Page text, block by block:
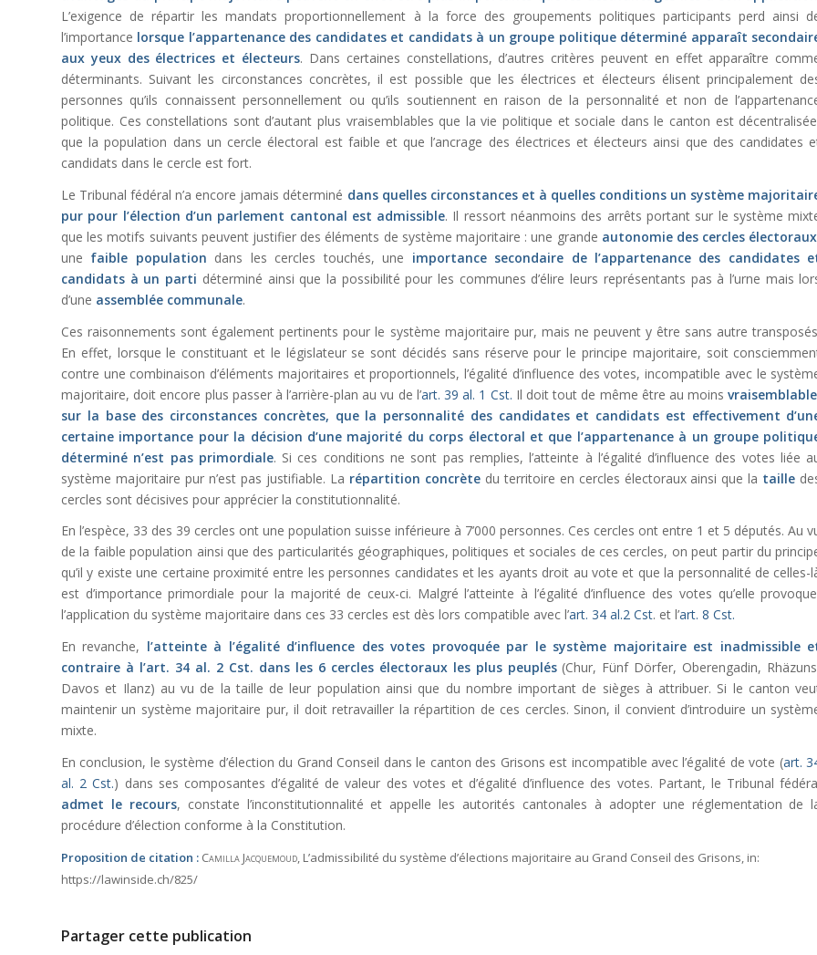
L’exigence de répartir les mandats proportionnellement à la force des groupements politiques participants perd ainsi
l’importance lorsque l’appartenance des candidates et candidats à un groupe politique déterminé apparaît
aux yeux des électrices et électeurs. Dans certaines constellations, d’autres critères peuvent en effet apparaître
déterminants. Suivant les circonstances concrètes, il est possible que les électrices et électeurs élisent principalement
personnes qu’ils connaissent personnellement ou qu’ils soutiennent en raison de la personnalité et non de
politique. Ces constellations sont d’autant plus vraisemblables que la vie politique et sociale dans le canton est
que la population dans un cercle électoral est faible et que l’ancrage des électrices et électeurs ainsi que des candidates
candidats dans le cercle est fort.
Le Tribunal fédéral n’a encore jamais déterminé dans quelles circonstances et à quelles conditions un système
pur pour l’élection d’un parlement cantonal est admissible. Il ressort néanmoins des arrêts portant sur le système
que les motifs suivants peuvent justifier des éléments de système majoritaire : une grande autonomie des cercles électoraux
une faible population dans les cercles touchés, une importance secondaire de l’appartenance des candidates
candidats à un parti déterminé ainsi que la possibilité pour les communes d’élire leurs représentants pas à l’urne mais
d’une assemblée communale.
Ces raisonnements sont également pertinents pour le système majoritaire pur, mais ne peuvent y être sans autre
En effet, lorsque le constituant et le législateur se sont décidés sans réserve pour le principe majoritaire, soit
contre une combinaison d’éléments majoritaires et proportionnels, l’égalité d’influence des votes, incompatible avec le
majoritaire, doit encore plus passer à l’arrière-plan au vu de l’art. 39 al. 1 Cst. Il doit tout de même être au moins
sur la base des circonstances concrètes, que la personnalité des candidates et candidats est effectivement
certaine importance pour la décision d’une majorité du corps électoral et que l’appartenance à un groupe
déterminé n’est pas primordiale. Si ces conditions ne sont pas remplies, l’atteinte à l’égalité d’influence des votes liée
système majoritaire pur n’est pas justifiable. La répartition concrètedu territoire en cercles électoraux ainsi que la taille
cercles sont décisives pour apprécier la constitutionnalité.
En l’espèce, 33 des 39 cercles ont une population suisse inférieure à 7’000 personnes. Ces cercles ont entre 1 et 5 députés. Au
de la faible population ainsi que des particularités géographiques, politiques et sociales de ces cercles, on peut partir du
qu’il y existe une certaine proximité entre les personnes candidates et les ayants droit au vote et que la personnalité de celles-
est d’importance primordiale pour la majorité de ceux-ci. Malgré l’atteinte à l’égalité d’influence des votes qu’elle
l’application du système majoritaire dans ces 33 cercles est dès lors compatible avec l’art. 34 al.2 Cst. et l’art. 8 Cst.
En revanche, l’atteinte à l’égalité d’influence des votes provoquée par le système majoritaire est inadmissible
contraire à l’art. 34 al. 2 Cst. dans les 6 cercles électoraux les plus peuplés(Chur, Fünf Dörfer, Oberengadin,
Davos et Ilanz) au vu de la taille de leur population ainsi que du nombre important de sièges à attribuer. Si le canton
maintenir un système majoritaire pur, il doit retravailler la répartition de ces cercles. Sinon, il convient d’introduire un
mixte.
En conclusion, le système d’élection du Grand Conseil dans le canton des Grisons est incompatible avec l’égalité de vote (art.
al. 2 Cst.) dans ses composantes d’égalité de valeur des votes et d’égalité d’influence des votes. Partant, le Tribunal
admet le recours, constate l’inconstitutionnalité et appelle les autorités cantonales à adopter une réglementation de
procédure d’élection conforme à la Constitution.
Proposition de citation : Camilla Jacquemoud, L’admissibilité du système d’élections majoritaire au Grand Conseil des Grisons, in:
https://lawinside.ch/825/
Partager cette publication